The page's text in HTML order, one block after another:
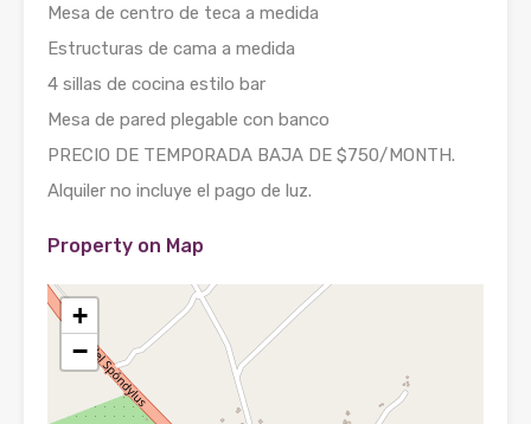
Mesa de centro de teca a medida
Estructuras de cama a medida
4 sillas de cocina estilo bar
Mesa de pared plegable con banco
PRECIO DE TEMPORADA BAJA DE $750/MONTH.
Alquiler no incluye el pago de luz.
Property on Map
+
−